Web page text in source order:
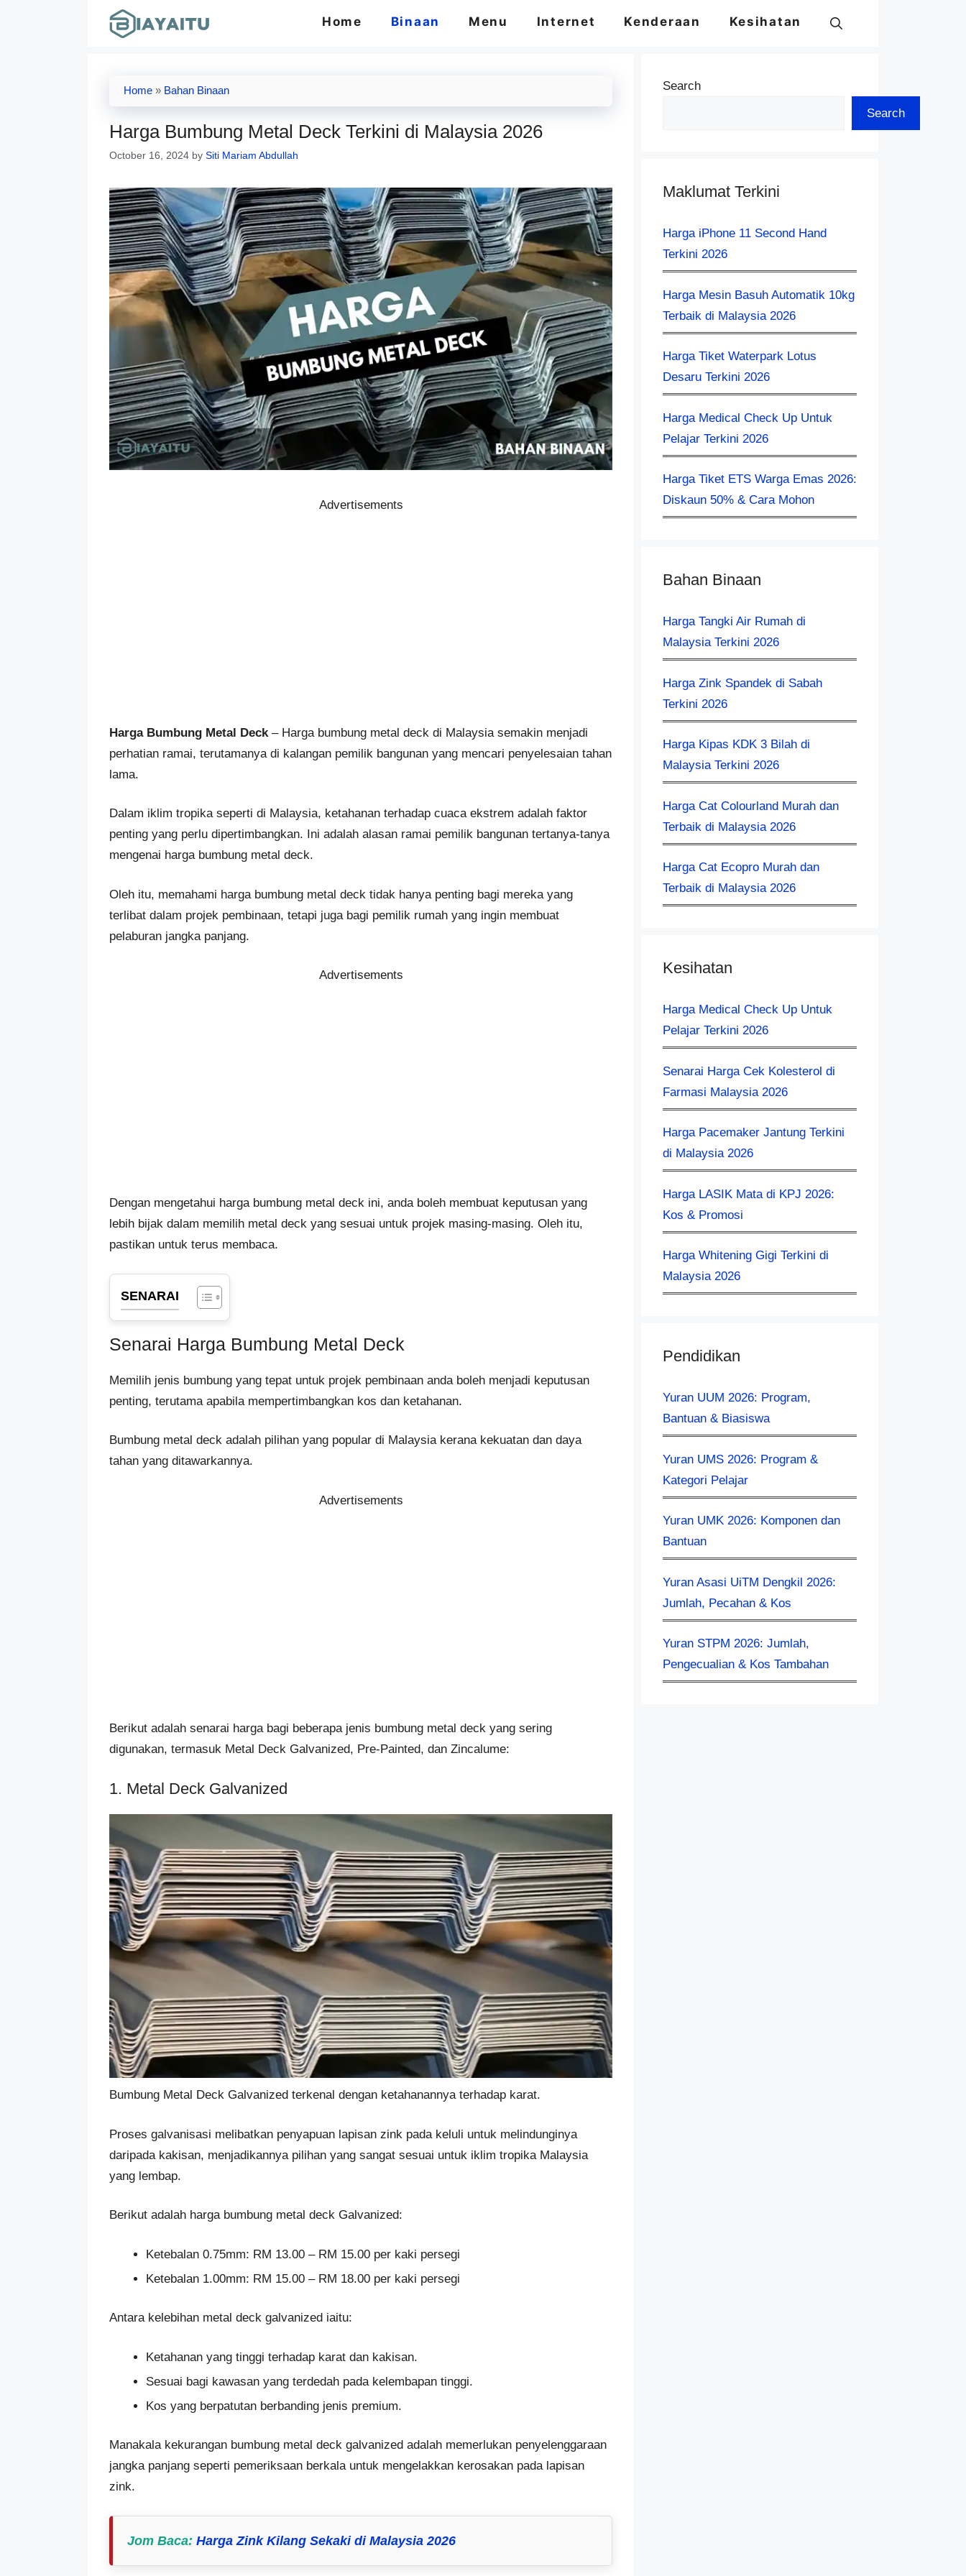
Home Binaan Menu Internet Kenderaan Kesihatan
Home » Bahan Binaan
Harga Bumbung Metal Deck Terkini di Malaysia 2026
October 16, 2024 by Siti Mariam Abdullah
Advertisements
Harga Bumbung Metal Deck – Harga bumbung metal deck di Malaysia semakin menjadi
perhatian ramai, terutamanya di kalangan pemilik bangunan yang mencari penyelesaian tahan
lama.
Dalam iklim tropika seperti di Malaysia, ketahanan terhadap cuaca ekstrem adalah faktor
penting yang perlu dipertimbangkan. Ini adalah alasan ramai pemilik bangunan tertanya-tanya
mengenai harga bumbung metal deck.
Oleh itu, memahami harga bumbung metal deck tidak hanya penting bagi mereka yang
terlibat dalam projek pembinaan, tetapi juga bagi pemilik rumah yang ingin membuat
pelaburan jangka panjang.
Advertisements
Dengan mengetahui harga bumbung metal deck ini, anda boleh membuat keputusan yang
lebih bijak dalam memilih metal deck yang sesuai untuk projek masing-masing. Oleh itu,
pastikan untuk terus membaca.
SENARAI
Senarai Harga Bumbung Metal Deck
Memilih jenis bumbung yang tepat untuk projek pembinaan anda boleh menjadi keputusan
penting, terutama apabila mempertimbangkan kos dan ketahanan.
Bumbung metal deck adalah pilihan yang popular di Malaysia kerana kekuatan dan daya
tahan yang ditawarkannya.
Advertisements
Berikut adalah senarai harga bagi beberapa jenis bumbung metal deck yang sering
digunakan, termasuk Metal Deck Galvanized, Pre-Painted, dan Zincalume:
1. Metal Deck Galvanized
Bumbung Metal Deck Galvanized terkenal dengan ketahanannya terhadap karat.
Proses galvanisasi melibatkan penyapuan lapisan zink pada keluli untuk melindunginya
daripada kakisan, menjadikannya pilihan yang sangat sesuai untuk iklim tropika Malaysia
yang lembap.
Berikut adalah harga bumbung metal deck Galvanized:
Ketebalan 0.75mm: RM 13.00 – RM 15.00 per kaki persegi
Ketebalan 1.00mm: RM 15.00 – RM 18.00 per kaki persegi
Antara kelebihan metal deck galvanized iaitu:
Ketahanan yang tinggi terhadap karat dan kakisan.
Sesuai bagi kawasan yang terdedah pada kelembapan tinggi.
Kos yang berpatutan berbanding jenis premium.
Manakala kekurangan bumbung metal deck galvanized adalah memerlukan penyelenggaraan
jangka panjang seperti pemeriksaan berkala untuk mengelakkan kerosakan pada lapisan
zink.
Jom Baca: Harga Zink Kilang Sekaki di Malaysia 2026
Search
Search
Maklumat Terkini
Harga iPhone 11 Second Hand
Terkini 2026
Harga Mesin Basuh Automatik 10kg
Terbaik di Malaysia 2026
Harga Tiket Waterpark Lotus
Desaru Terkini 2026
Harga Medical Check Up Untuk
Pelajar Terkini 2026
Harga Tiket ETS Warga Emas 2026:
Diskaun 50% & Cara Mohon
Bahan Binaan
Harga Tangki Air Rumah di
Malaysia Terkini 2026
Harga Zink Spandek di Sabah
Terkini 2026
Harga Kipas KDK 3 Bilah di
Malaysia Terkini 2026
Harga Cat Colourland Murah dan
Terbaik di Malaysia 2026
Harga Cat Ecopro Murah dan
Terbaik di Malaysia 2026
Kesihatan
Harga Medical Check Up Untuk
Pelajar Terkini 2026
Senarai Harga Cek Kolesterol di
Farmasi Malaysia 2026
Harga Pacemaker Jantung Terkini
di Malaysia 2026
Harga LASIK Mata di KPJ 2026:
Kos & Promosi
Harga Whitening Gigi Terkini di
Malaysia 2026
Pendidikan
Yuran UUM 2026: Program,
Bantuan & Biasiswa
Yuran UMS 2026: Program &
Kategori Pelajar
Yuran UMK 2026: Komponen dan
Bantuan
Yuran Asasi UiTM Dengkil 2026:
Jumlah, Pecahan & Kos
Yuran STPM 2026: Jumlah,
Pengecualian & Kos Tambahan